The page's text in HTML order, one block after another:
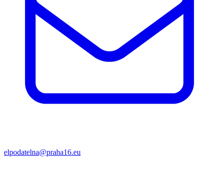
elpodatelna@praha16.eu